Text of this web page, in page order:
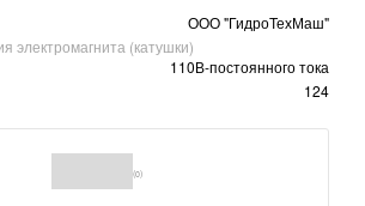
ООО "ГидроТехМаш"
электромагнита (катушки)
110В-постоянного тока
124
(0)